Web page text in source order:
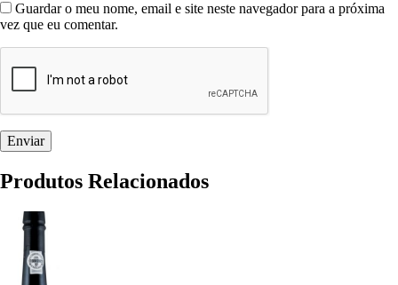
Guardar o meu nome, email e site neste navegador para a próxima
vez que eu comentar.
Produtos Relacionados